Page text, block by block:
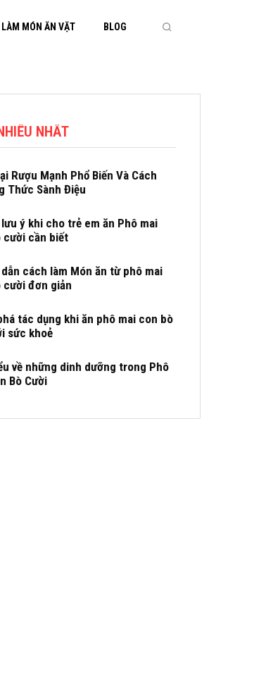
LÀM MÓN ĂN VẶT BLOG
NHẤT
Rượu Mạnh Phổ Biến Và Cách
Thức Sành Điệu
ý khi cho trẻ em ăn Phô mai
cười cần biết
cách làm Món ăn từ phô mai
cười đơn giản
tác dụng khi ăn phô mai con bò
sức khoẻ
về những dinh dưỡng trong Phô
Bò Cười